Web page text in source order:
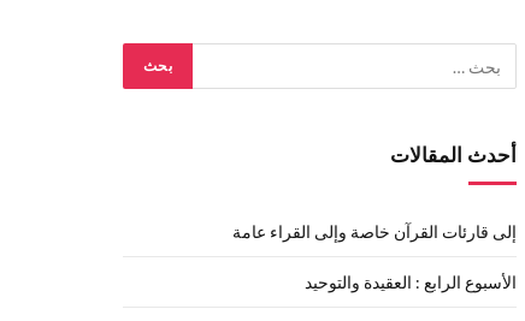
أحدث المقالات
إلى قارئات القرآن خاصة وإلى القراء عامة
الأسبوع الرابع : العقيدة والتوحيد